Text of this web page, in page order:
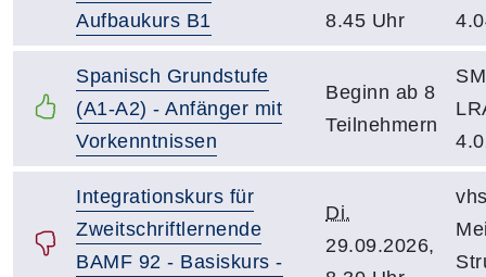
Aufbaukurs B1
8.45 Uhr
Spanisch Grundstufe
(A1-A2) - Anfänger mit
Vorkenntnissen
Beginn ab 8
Teilnehmern
Integrationskurs für
Zweitschriftlernende
BAMF 92 - Basiskurs -
Di.
29.09.2026,